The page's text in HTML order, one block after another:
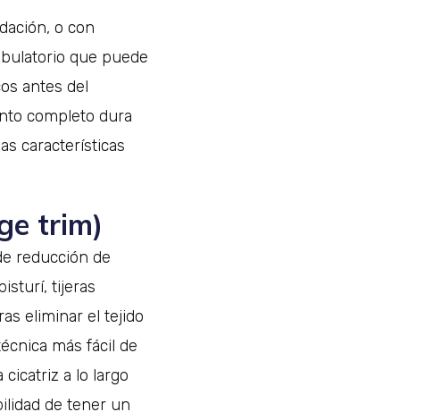
o con
que puede
antes del
completo dura
características
trim)
reducción de
tijeras
eliminar el tejido
más fácil de
a lo largo
de tener un